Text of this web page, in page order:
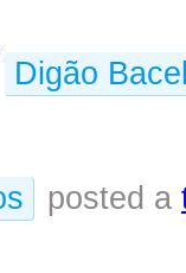
Digão
posted a